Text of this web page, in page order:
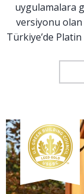
uygulamalara
versiyonu olan
Türkiye’de